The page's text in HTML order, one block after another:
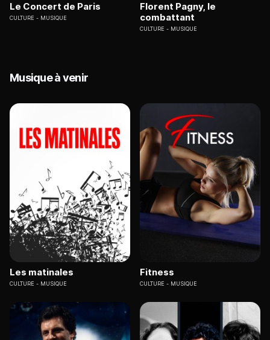
Le Concert de Paris
CULTURE MUSIQUE
Florent Pagny, le
combattant
CULTURE MUSIQUE
Musique à venir
Les matinales
CULTURE MUSIQUE
Fitness
CULTURE MUSIQUE